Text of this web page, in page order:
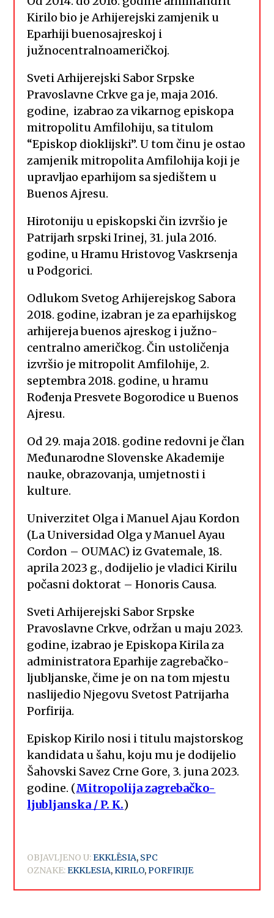
Kirilo bio je Arhijerejski zamjenik u
Eparhiji buenosajreskoj i
južnocentralnoameričkoj.
Sveti Arhijerejski Sabor Srpske
Pravoslavne Crkve ga je, maja 2016.
godine, izabrao za vikarnog episkopa
mitropolitu Amfilohiju, sa titulom
“Episkop dioklijski”. U tom činu je ostao
zamjenik mitropolita Amfilohija koji je
upravljao eparhijom sa sjedištem u
Buenos Ajresu.
Hirotoniju u episkopski čin izvršio je
Patrijarh srpski Irinej, 31. jula 2016.
godine, u Hramu Hristovog Vaskrsenja
u Podgorici.
Odlukom Svetog Arhijerejskog Sabora
2018. godine, izabran je za eparhijskog
arhijereja buenos ajreskog i južno-
centralno američkog. Čin ustoličenja
izvršio je mitropolit Amfilohije, 2.
septembra 2018. godine, u hramu
Rođenja Presvete Bogorodice u Buenos
Ajresu.
Od 29. maja 2018. godine redovni je član
Međunarodne Slovenske Akademije
nauke, obrazovanja, umjetnosti i
kulture.
Univerzitet Olga i Manuel Ajau Kordon
(La Universidad Olga y Manuel Ayau
Cordon – OUMAC) iz Gvatemale, 18.
aprila 2023 g., dodijelio je vladici Kirilu
počasni doktorat – Honoris Causa.
Sveti Arhijerejski Sabor Srpske
Pravoslavne Crkve, održan u maju 2023.
godine, izabrao je Episkopa Kirila za
administratora Eparhije zagrebačko-
ljubljanske, čime je on na tom mjestu
naslijedio Njegovu Svetost Patrijarha
Porfirija.
Episkop Kirilo nosi i titulu majstorskog
kandidata u šahu, koju mu je dodijelio
Šahovski Savez Crne Gore, 3. juna 2023.
godine. (Mitropolija zagrebačko-
ljubljanska / P. K.)
OBJAVLJENO U:EKKLĒSIA, SPC
OZNAKE:EKKLESIA,KIRILO,PORFIRIJE